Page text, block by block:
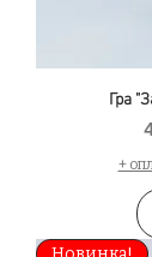
Гра
+